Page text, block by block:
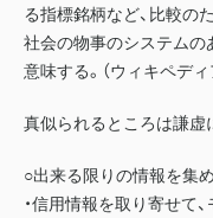
る指標銘柄など、比較の
社会の物事のシステムの
意味する。（ウィキペディ
真似られるところは謙虚
○出来る限りの情報を集
・信用情報を取り寄せて